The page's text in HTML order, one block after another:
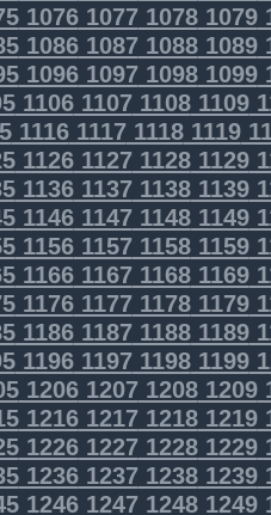
1076107710781079
1086108710881089
1096109710981099
1106110711081109
1116111711181119
1126112711281129
1136113711381139
1146114711481149
1156115711581159
1166116711681169
1176117711781179
1186118711881189
1196119711981199
1206120712081209
1216121712181219
1226122712281229
1236123712381239
1246124712481249